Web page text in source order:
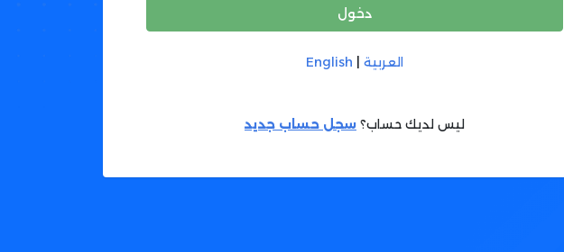
دخول
العربية English
ليس لديك حساب؟ سجل حساب جديد